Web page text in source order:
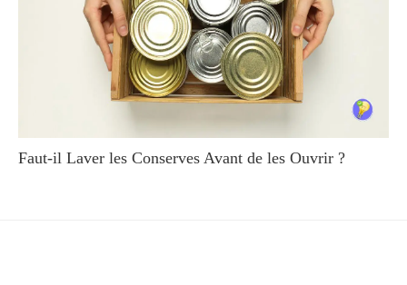
Faut-il Laver les Conserves Avant de les Ouvrir ?